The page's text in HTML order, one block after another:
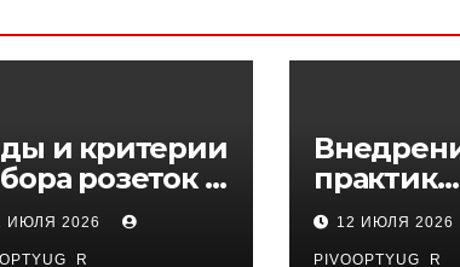
и критерии
розеток и
ИЮЛЯ 2026
практик
DevOps в
12 ИЮЛЯ 2026
PIVOOPTYUG_R